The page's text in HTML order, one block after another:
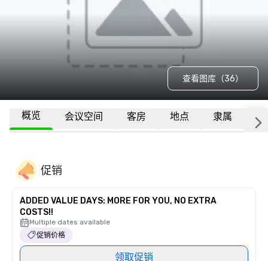
查看图库（36）
概览 会议空间 客房 地点 隶属 更
促销
ADDED VALUE DAYS: MORE FOR YOU, NO EXTRA
COSTS!!
Multiple dates available
促销价格
领取促销